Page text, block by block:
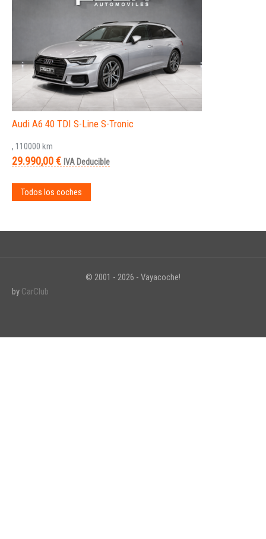
Audi A6 40 TDI S-Line S-Tronic
, 110000 km
29.990,00 € IVA Deducible
Todos los coches
© 2001 - 2026 - Vayacoche!
by CarClub